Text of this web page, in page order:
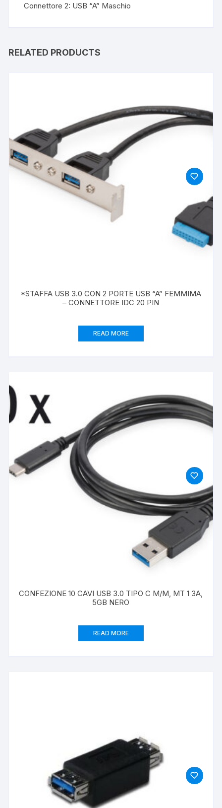
Connettore 2: USB “A” Maschio
RELATED PRODUCTS
*STAFFA USB 3.0 CON 2 PORTE USB “A” FEMMIMA
– CONNETTORE IDC 20 PIN
READ MORE
CONFEZIONE 10 CAVI USB 3.0 TIPO C M/M, MT 1 3A,
5GB NERO
READ MORE